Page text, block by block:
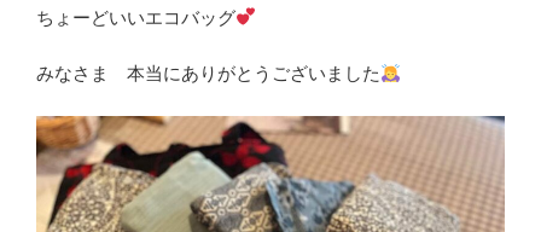
ちょーどいいエコバッグ
みなさま 本当にありがとうございました